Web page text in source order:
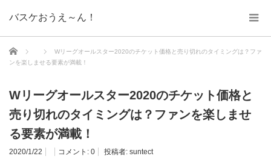
バスケおうえ～ん！
ホーム
Wリーグオールスター2020のチケット価格と売り切れのタイミングは？ファ
ンを楽しませる要素が満載！
Wリーグオールスター2020のチケット価格と
売り切れのタイミングは？ファンを楽しませ
る要素が満載！
2020/1/22 コメント: 0 投稿者: suntect